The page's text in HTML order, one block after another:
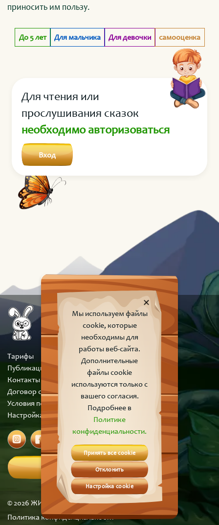
приносить им пользу.
До 5 лет Для мальчика Для девочки самооценка
Для чтения или
прослушивания сказок
необходимо авторизоваться
Вход
Тарифы
Публикации
Контакты
Договор оферты
Условия пользования сайтом
Настройка cookie
Вход
© 2026 ЖИВЫЕ СКАЗКИ | Все права защищены
Политика конфиденциальности
Мы используем файлы
cookie, которые
необходимы для
работы веб-сайта.
Дополнительные
файлы cookie
используются только с
вашего согласия.
Подробнее в
Политике
конфиденциальности.
Принять все cookie
Отклонить
Настройка cookie